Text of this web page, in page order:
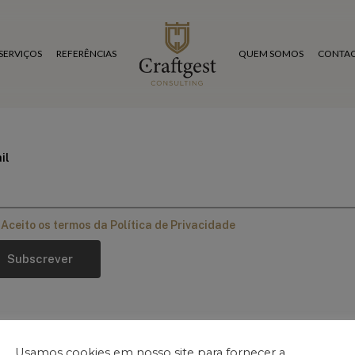
SERVIÇOS REFERÊNCIAS QUEM SOMOS
Aceito os termos da Política de Privacidade